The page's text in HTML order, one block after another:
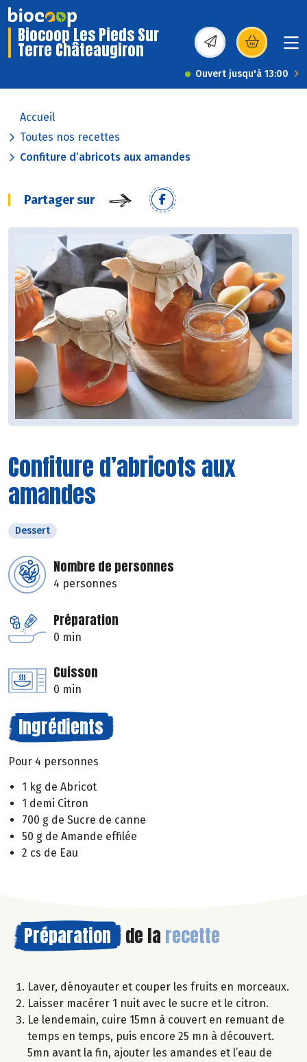
Biocoop Les Pieds Sur
Terre Châteaugiron (s’ouvre dans une
Ouvert jusqu'à 13:00
Accueil
Toutes nos recettes
Confiture d’abricots aux amandes
Partager sur
Confiture d’abricots aux
amandes
Dessert
Nombre de personnes
4 personnes
Préparation
0 min
Cuisson
0 min
Ingrédients
Pour 4 personnes
1 kg de Abricot
1 demi Citron
700 g de Sucre de canne
50 g de Amande effilée
2 cs de Eau
Préparation de la recette
Laver, dénoyauter et couper les fruits en morceaux.
Laisser macérer 1 nuit avec le sucre et le citron.
Le lendemain, cuire 15mn à couvert en remuant de
temps en temps, puis encore 25 mn à découvert.
5mn avant la fin, ajouter les amandes et l’eau de